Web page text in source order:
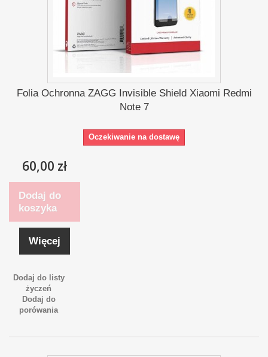
Folia Ochronna ZAGG Invisible Shield Xiaomi Redmi
Note 7
Oczekiwanie na dostawę
60,00 zł
Dodaj do
koszyka
Więcej
Dodaj do listy
życzeń
Dodaj do
porówania